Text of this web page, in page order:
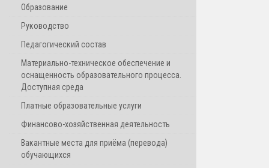
Образование
Руководство
Педагогический состав
Материально-техническое обеспечение и
оснащенность образовательного процесса.
Доступная среда
Платные образовательные услуги
Финансово-хозяйственная деятельность
Вакантные места для приёма (перевода)
обучающихся